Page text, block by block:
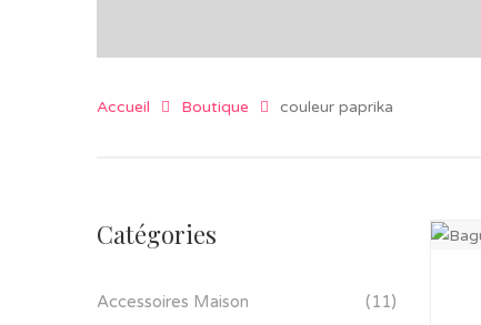
Accueil Boutique couleur paprika
Catégories
Accessoires Maison (11)